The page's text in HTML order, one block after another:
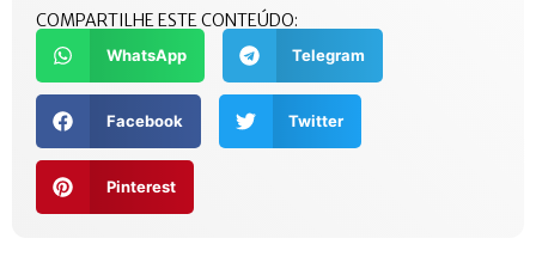
COMPARTILHE ESTE CONTEÚDO:
WhatsApp Telegram
Facebook Twitter
Pinterest